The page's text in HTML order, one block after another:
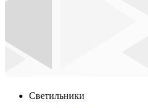
Светильники